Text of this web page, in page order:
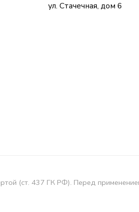
ул. Стачечная, дом 6
(ст. 437 ГК РФ). Перед